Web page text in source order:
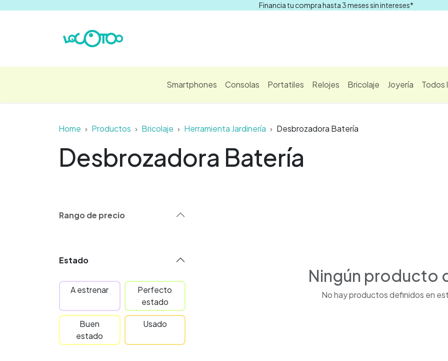
Financia tu compra hasta 3 meses sin intereses*
Smartphones Consolas Portatiles Relojes Bricolaje Joyería Todos
Home Productos Bricolaje Herramienta Jardinería Desbrozadora Batería
Desbrozadora Batería
Rango de precio
Estado
A estrenar
Perfecto
estado
Buen
estado
Usado
Ningún producto
No hay productos definidos en